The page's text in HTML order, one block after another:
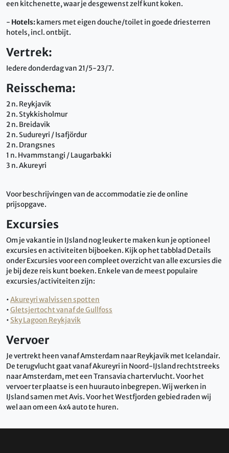
een kitchenette, waar je desgewenst zelf kunt koken.
- Hotels: kamers met eigen douche/toilet in goede driesterren
hotels, incl. ontbijt.
Vertrek:
Iedere donderdag van 21/5-23/7.
Reisschema:
2 n. Reykjavik
2 n. Stykkisholmur
2 n. Breidavik
2 n. Sudureyri / Isafjördur
2 n. Drangsnes
1 n. Hvammstangi / Laugarbakki
3 n. Akureyri
Voor beschrijvingen van de accommodatie zie de online
prijsopgave.
Excursies
Om je vakantie in IJsland nog leuker te maken kun je optioneel
excursies en activiteiten bijboeken. Kijk op het tabblad Details
onder Excursies voor een compleet overzicht van alle excursies die
je bij deze reis kunt boeken. Enkele van de meest populaire
excursies/activiteiten zijn:
•Akureyri walvissen spotten
•Gletsjertocht vanaf de Gullfoss
• Sky Lagoon Reykjavik
Vervoer
Je vertrekt heen vanaf Amsterdam naar Reykjavik met Icelandair.
De terugvlucht gaat vanaf Akureyri in Noord-IJsland rechtstreeks
naar Amsterdam, met een Transavia chartervlucht. Voor het
vervoer ter plaatse is een huurauto inbegrepen.Wij werken in
IJsland samen met Avis. Voor het Westfjorden gebied raden wij
wel aan om een 4x4 auto te huren.